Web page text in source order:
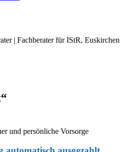
und persönliche Vorsorge